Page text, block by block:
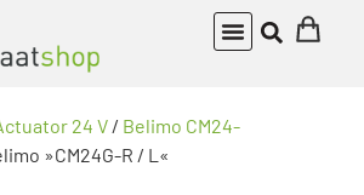
24 V / Belimo CM24-
»CM24G-R / L«